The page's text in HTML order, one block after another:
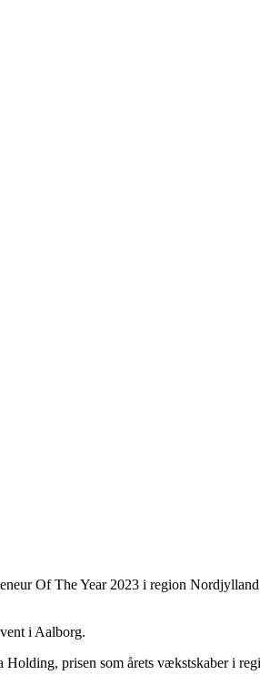
Of The Year 2023 i region
i Aalborg.
prisen som årets vækstskaber i